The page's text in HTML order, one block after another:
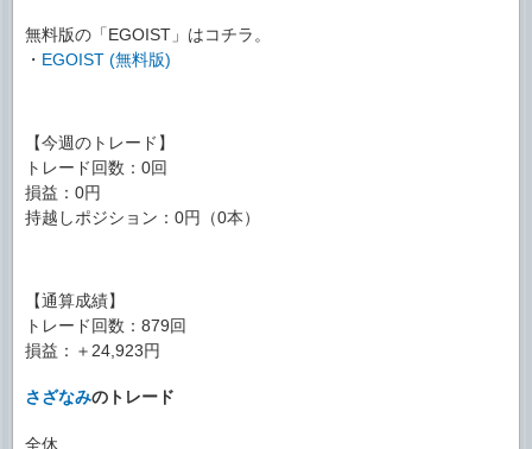
無料版の「EGOIST」はコチラ。
・ EGOIST (無料版)
【今週のトレード】
トレード回数：0回
損益：0円
持越しポジション：0円（0本）
【通算成績】
トレード回数：879回
損益：＋24,923円
さざなみのトレード
全休